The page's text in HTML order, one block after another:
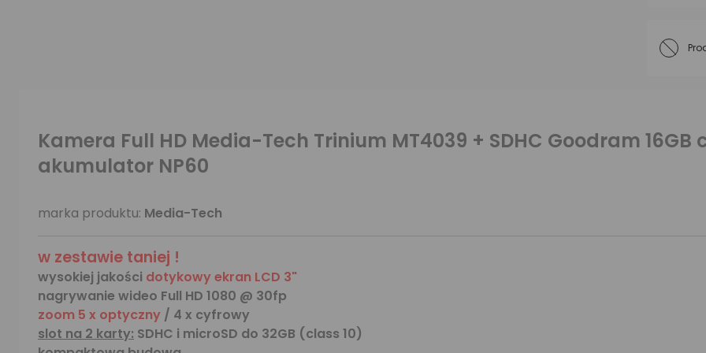
Kamera Full HD Media-Tech Trinium MT4039 + SDHC Goodram 16GB
akumulator NP60
marka produktu: Media-Tech
w zestawie taniej !
wysokiej jakości dotykowy ekran LCD 3"
nagrywanie wideo Full HD 1080 @ 30fp
zoom 5 x optyczny / 4 x cyfrowy
slot na 2 karty: SDHC i microSD do 32GB (class 10)